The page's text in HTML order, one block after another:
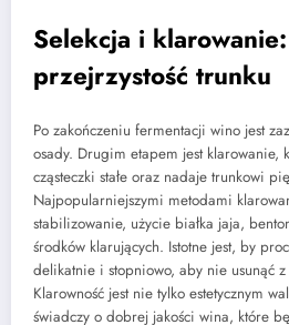
Selekcja i
przejrzystość trunku
Po zakończeniu fermentacji wino jest
osady. Drugim etapem jest klarowanie,
cząsteczki stałe oraz nadaje trunkowi
Najpopularniejszymi metodami
stabilizowanie, użycie białka jaja,
środków klarujących. Istotne jest, by
delikatnie i stopniowo, aby nie usunąć
Klarowność jest nie tylko estetycznym
świadczy o dobrej jakości wina, które